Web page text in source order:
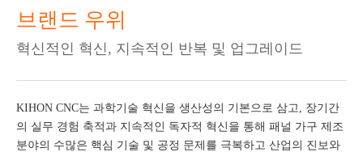
브랜드 우위
혁신적인 혁신, 지속적인 반복 및 업그레이드
KIHON CNC는 과학기술 혁신을 생산성의 기본으로 삼고, 장기간
의 실무 경험 축적과 지속적인 독자적 혁신을 통해 패널 가구 제조
분야의 수많은 핵심 기술 및 공정 문제를 극복하고 산업의 진보와